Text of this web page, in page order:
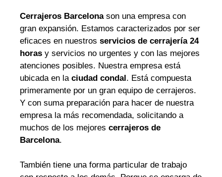
Cerrajeros Barcelonason una empresa con
gran expansión. Estamos caracterizados por ser
eficaces en nuestros servicios de cerrajería 24
horas y servicios no urgentes y con las mejores
atenciones posibles. Nuestra empresa está
ubicada en laciudad condal. Está compuesta
primeramente por un gran equipo de cerrajeros.
Y con suma preparación para hacer de nuestra
empresa la más recomendada, solicitando a
muchos de los mejores cerrajeros de
Barcelona.
También tiene una forma particular de trabajo